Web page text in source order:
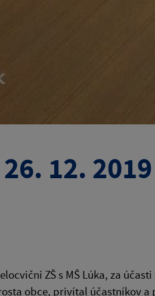
12. 2019
ZŠ s MŠ Lúka, za
obce, privítal účastníkov